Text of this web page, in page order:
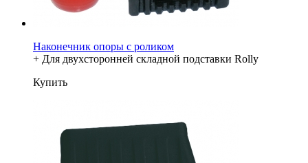
Наконечник опоры с роликом
+ Для двухсторонней складной подставки Rolly
Купить